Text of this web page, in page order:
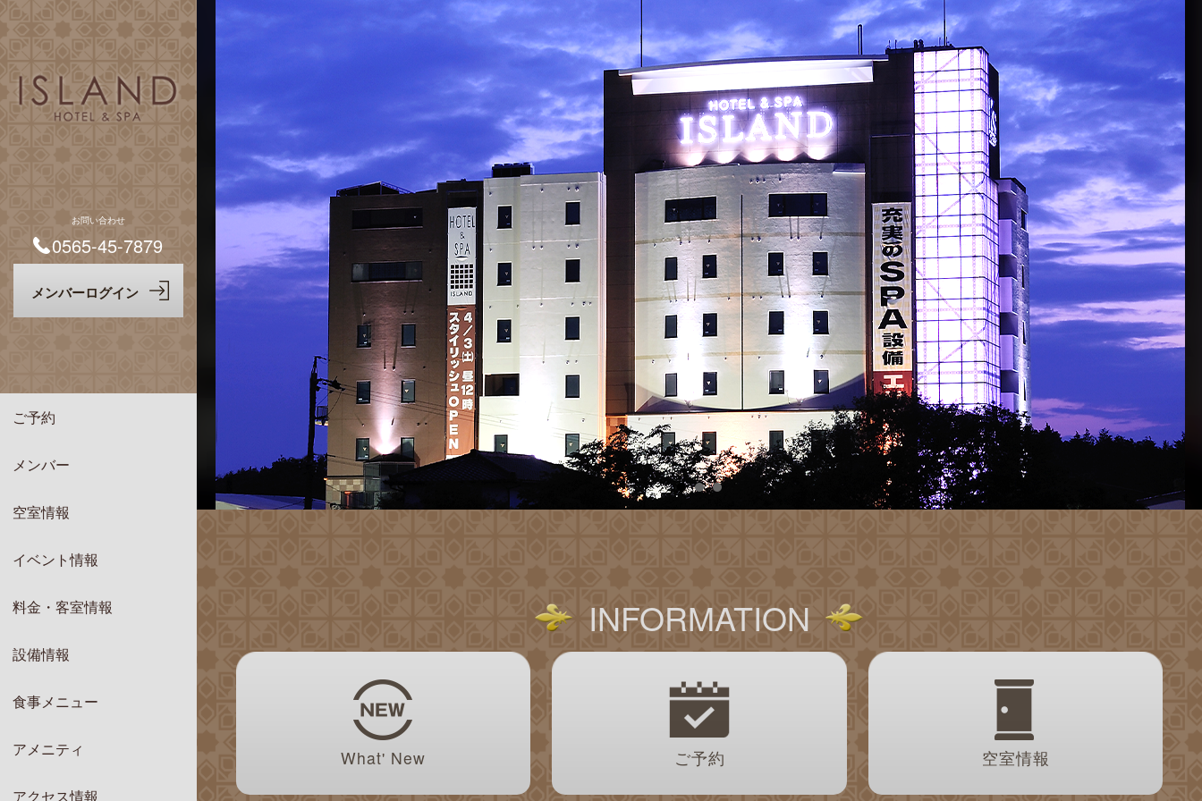
お問い合わせ
0565-45-7879
ご予約
メンバー
空室情報
イベント情報
料金・客室情報
設備情報
食事メニュー
アメニティ
アクセス情報
INFORMATION
What' New ご予約 空室情報